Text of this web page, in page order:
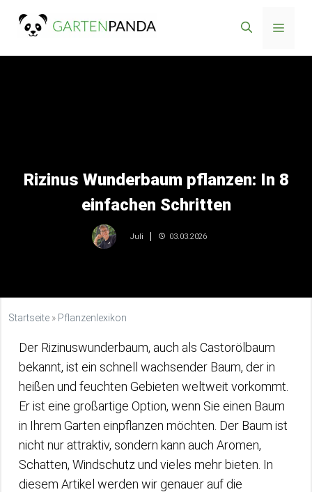
Inhalt
Menü
Rizinus Wunderbaum pflanzen: In 8
einfachen Schritten
Juli 03.03.2026
Startseite » Pflanzenlexikon
Der Rizinuswunderbaum, auch als Castorölbaum
bekannt, ist ein schnell wachsender Baum, der in
heißen und feuchten Gebieten weltweit vorkommt.
Er ist eine großartige Option, wenn Sie einen Baum
in Ihrem Garten einpflanzen möchten. Der Baum ist
nicht nur attraktiv, sondern kann auch Aromen,
Schatten, Windschutz und vieles mehr bieten. In
diesem Artikel werden wir genauer auf die